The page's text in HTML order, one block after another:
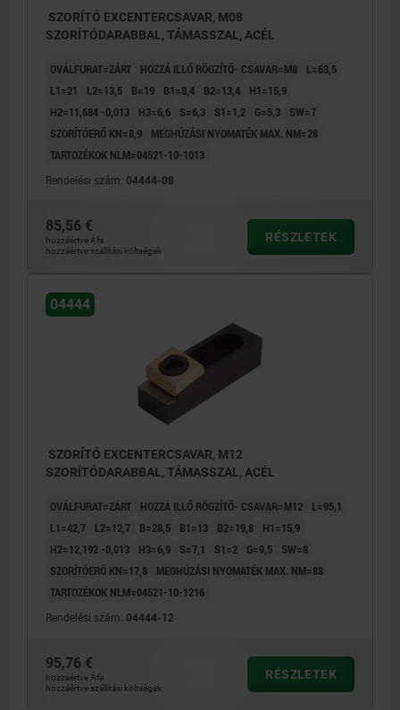
SZORÍTÓ EXCENTERCSAVAR, M08
SZORÍTÓDARABBAL, TÁMASSZAL, ACÉL
OVÁLFURAT=ZÁRT HOZZÁ ILLŐ RÖGZÍTŐ- CSAVAR=M8
L=63,5
L1=21
L2=13,5 B=19 B1=8,4 B2=13,4
H1=15,9
H2=11,684 -0,013
H3=6,6 S=6,3 S1=1,2 G=5,3
SW=7
SZORÍTÓERŐ KN=8,9
MEGHÚZÁSI NYOMATÉK MAX. NM=28
TARTOZÉKOK NLM=04521-10-1013
Rendelési szám: 04444-08
85,56 €
hozzáértve Áfa
hozzáértve szállítási költségek
RÉSZLETEK
04444
SZORÍTÓ EXCENTERCSAVAR, M12
SZORÍTÓDARABBAL, TÁMASSZAL, ACÉL
OVÁLFURAT=ZÁRT HOZZÁ ILLŐ RÖGZÍTŐ- CSAVAR=M12
L=95,1
L1=42,7
L2=12,7 B=28,5 B1=13 B2=19,8
H1=15,9
H2=12,192 -0,013
H3=6,9 S=7,1 S1=2 G=9,5
SW=8
SZORÍTÓERŐ KN=17,8
MEGHÚZÁSI NYOMATÉK MAX. NM=88
TARTOZÉKOK NLM=04521-10-1216
Rendelési szám: 04444-12
95,76 €
hozzáértve Áfa
hozzáértve szállítási költségek
RÉSZLETEK